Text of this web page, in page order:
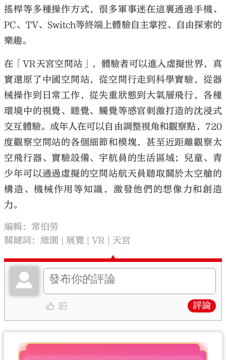
搖桿等多種操作方式，很多軍事迷在這裏通過手機、
PC、TV、Switch等終端上體驗自主掌控、自由探索的
樂趣。
在「VR天宮空間站」，體驗者可以進入虛擬世界，真
實還原了中國空間站，從空間行走到科學實驗，從器
械操作到日常工作，從失重狀態到大氣層飛行，各種
環境中的視覺、聽覺、觸覺等感官刺激打造的沈浸式
交互體驗。成年人在可以自由調整視角和觀察點，720
度觀察空間站的各個細節和模塊，甚至近距離觀察太
空飛行器、實驗設備、宇航員的生活區域；兒童、青
少年可以通過虛擬的空間站航天員聽取關於太空艙的
構造、機械作用等知識，激發他們的想像力和創造
力。
編輯：常伯勞
關鍵詞：維園 展覽 VR 天宮
評論